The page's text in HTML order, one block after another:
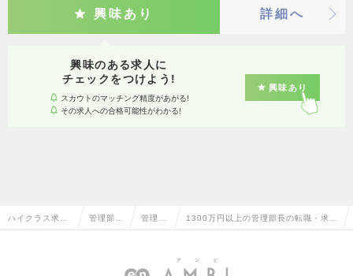
興味あり 詳細へ
興味のある求人に
チェックをつけよう!
スカウトのマッチング精度があがる!
その求人への合格可能性がわかる!
興味あり
ハイクラス求人 管理部門 管理部 1300万円以上の管理部長の転職・求人